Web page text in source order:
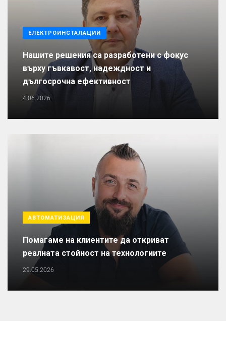
ЕЛЕКТРОИНСТАЛАЦИИ
Нашите решения са разработени с фокус
върху гъвкавост, надеждност и
дългосрочна ефективност
4.06.2026
АВТОМАТИЗАЦИЯ
Помагаме на клиентите да откриват
реалната стойност на технологиите
29.05.2026